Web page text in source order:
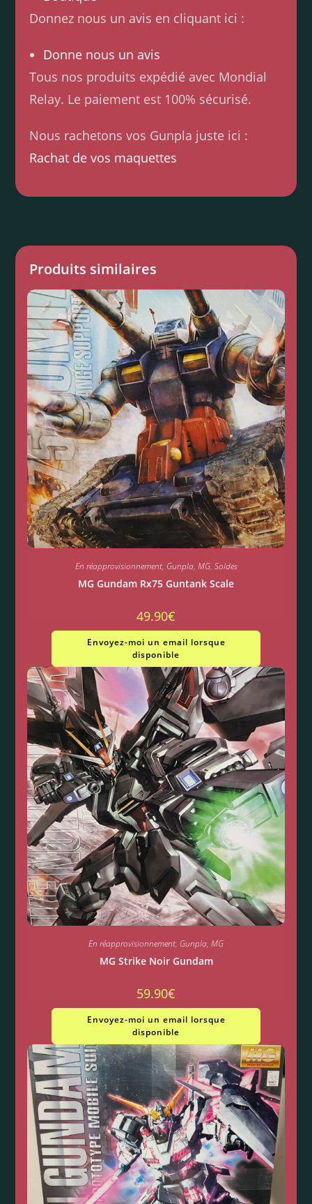
Donnez nous un avis en cliquant ici :
Donne nous un avis
Tous nos produits expédié avec Mondial
Relay. Le paiement est 100% sécurisé.
Nous rachetons vos Gunpla juste ici :
Rachat de vos maquettes
Produits similaires
En réapprovisionnement, Gunpla, MG, Soldes
MG Gundam Rx75 Guntank Scale
49.90€
Envoyez-moi un email lorsque
disponible
En réapprovisionnement, Gunpla, MG
MG Strike Noir Gundam
59.90€
Envoyez-moi un email lorsque
disponible